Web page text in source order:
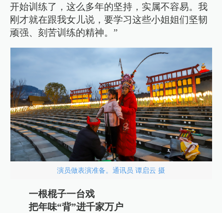
开始训练了，这么多年的坚持，实属不容易。我
刚才就在跟我女儿说，要学习这些小姐姐们坚韧
顽强、刻苦训练的精神。”
演员做表演准备。通讯员 谭启云 摄
一根棍子一台戏
把年味“背”进千家万户